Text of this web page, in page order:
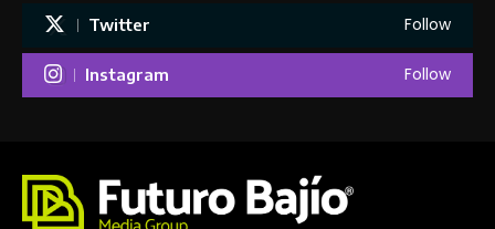
Twitter Follow
Instagram Follow